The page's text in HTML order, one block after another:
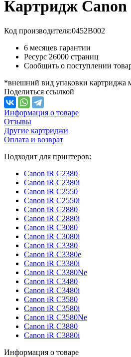
Картридж
Код производителя:0452B002
6 месяцев гарантии
Ресурс 26000 страниц
Сообщить о поступлении
*внешний вид упаковки картриджа
Поделиться ссылкой
Информация о товаре
Отзывы
Другие картриджи
Оплата и возврат
Подходит для принтеров:
Canon iR C2380
Canon iR C2380i
Canon iR C2550
Canon iR C2550i
Canon iR C2880
Canon iR C2880i
Canon iR C3080
Canon iR C3080i
Canon iR C3380
Canon iR C3380e
Canon iR C3380i
Canon iR C3380Ne
Canon iR C3480
Canon iR C3480i
Canon iR C3580
Canon iR C3580i
Canon iR C3580Ne
Canon iR C3880
Canon iR C3880i
Информация о товаре